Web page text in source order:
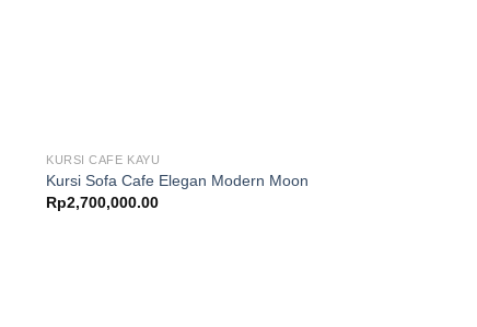
KURSI CAFE KAYU
Kursi Sofa Cafe Elegan Modern Moon
Rp2,700,000.00